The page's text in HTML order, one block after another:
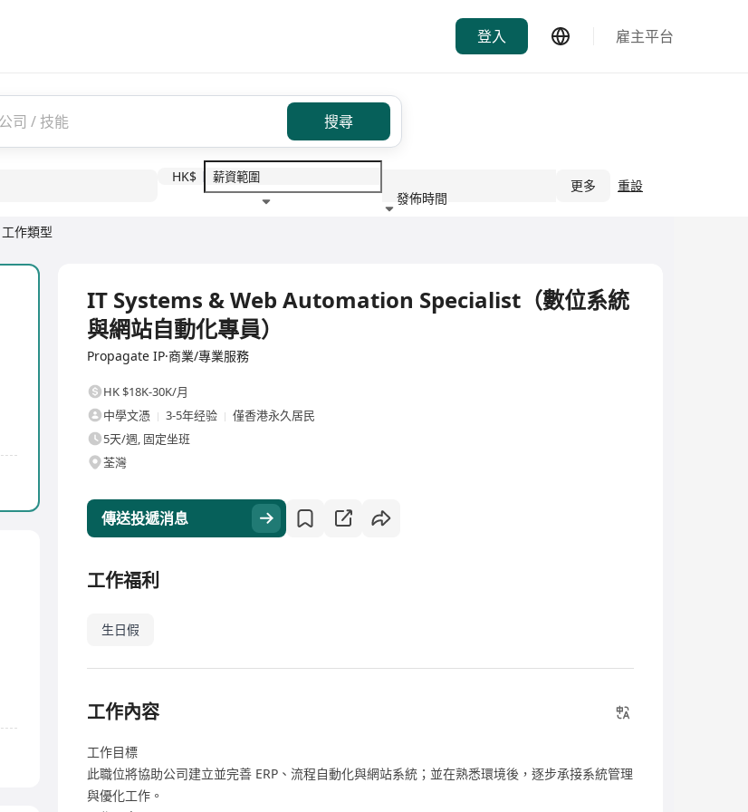
登入 雇主平台
搜尋
工作類型
HK$
發佈時間
更多 重設
IT Systems & Web Automation Specialist（數位系統
與網站自動化專員）
Propagate IP·商業/專業服務
HK $18K-30K/月
中學文憑
3-5年经验
僅香港永久居民
5天/週, 固定坐班
荃灣
傳送投遞消息
工作福利
生日假
工作內容
工作目標
此職位將協助公司建立並完善 ERP、流程自動化與網站系統；並在熟悉環境後，逐步承接系統管理
與優化工作。